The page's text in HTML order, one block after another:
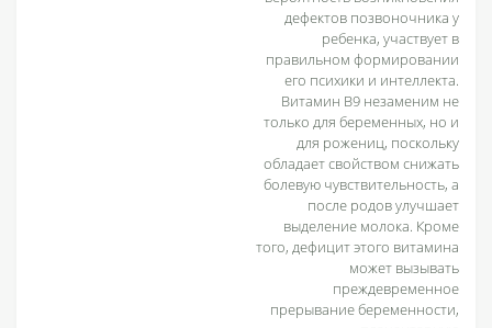
дефектов позвоночника у
ребенка, участвует в
правильном формировании
его психики и интеллекта.
Витамин В9 незаменим не
только для беременных, но и
для рожениц, поскольку
обладает свойством снижать
болевую чувствительность, а
после родов улучшает
выделение молока. Кроме
того, дефицит этого витамина
может вызывать
преждевременное
прерывание беременности,